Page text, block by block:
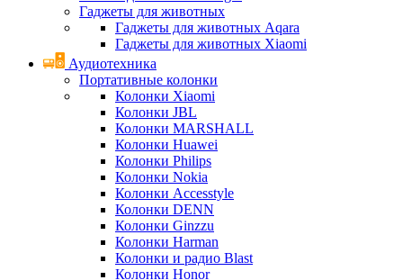
Гаджеты для животных
Гаджеты для животных Aqara
Гаджеты для животных Xiaomi
Аудиотехника
Портативные колонки
Колонки Xiaomi
Колонки JBL
Колонки MARSHALL
Колонки Huawei
Колонки Philips
Колонки Nokia
Колонки Accesstyle
Колонки DENN
Колонки Ginzzu
Колонки Harman
Колонки и радио Blast
Колонки Honor